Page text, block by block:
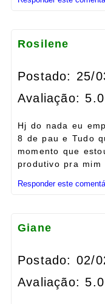
Rosilene
Postado: 25/
Avaliação: 5.0
Hj do nada eu
8 de pau e Tudo
momento que
produtivo pra mim
Responder este
Giane
Postado: 02/
Avaliação: 5.0